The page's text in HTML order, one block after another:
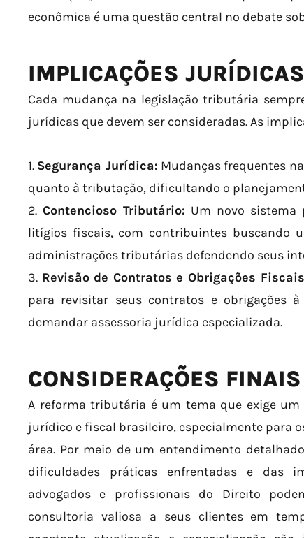
econômica é uma questão central no debate
IMPLICAÇÕES
Cada mudança na legislação tributária
jurídicas que devem ser consideradas. As
1. Segurança Jurídica: Mudanças frequentes
quanto à tributação, dificultando o
2. Contencioso Tributário: Um novo
litígios fiscais, com contribuintes buscando
administrações tributárias defendendo seus
3. Revisão de Contratos e Obrigações
para revisitar seus contratos e obrigações
demandar assessoria jurídica especializada.
CONSIDERAÇÕES FINAIS
A reforma tributária é um tema que exige
jurídico e fiscal brasileiro, especialmente para
área. Por meio de um entendimento
dificuldades práticas enfrentadas e das
advogados e profissionais do Direito
consultoria valiosa a seus clientes em